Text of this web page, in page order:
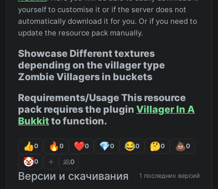
yourself to customise it or if the server does not
automatically download it for you. Or if you need to
update the resource pack manually.
Showcase Different textures
depending on the villager type
Zombie Villagers in buckets
Requirements/Usage This resource
pack requires the plugin Villager In A
Bukkitto function.
0 0 0 0 0 0 0
0 0
Версии и скачивания 1 последних версий